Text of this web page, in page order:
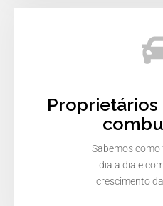
Sabemos
dia a dia e
crescimento